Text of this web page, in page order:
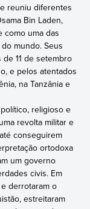
reuniu diferentes
Bin Laden,
como uma das
mundo. Seus
11 de setembro
e pelos atentados
na Tanzânia e
religioso e
revolta militar e
conseguirem
ortodoxa
um governo
civis. Em
derrotaram o
estreitaram